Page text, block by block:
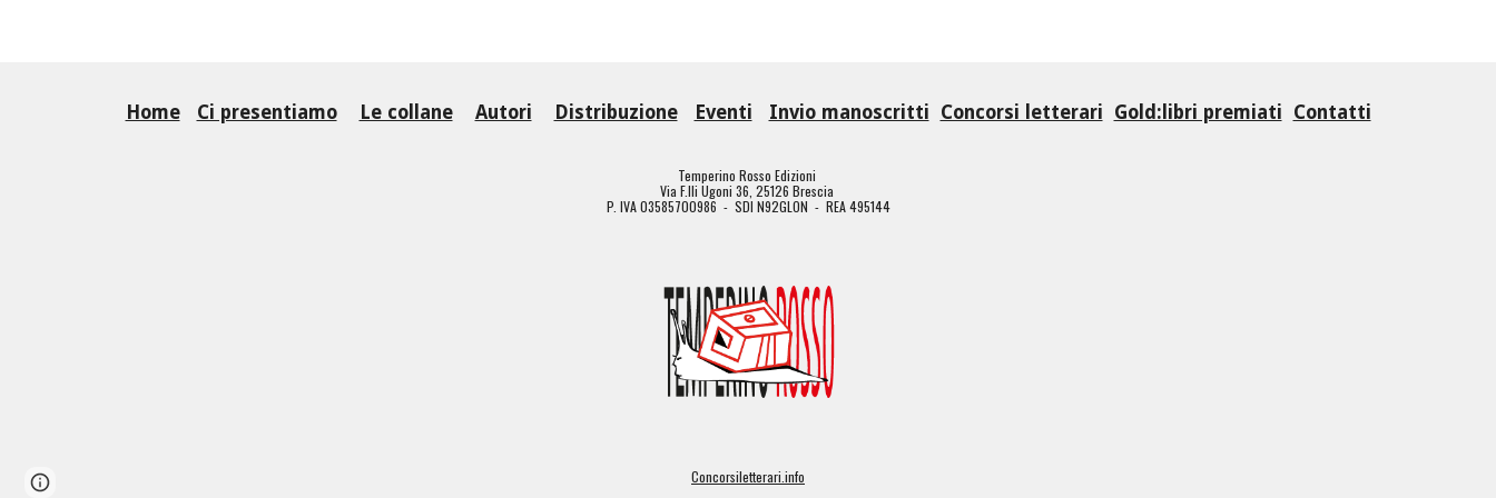
Home Ci presentiamo Le collane Autori Distribuzione Eventi Invio manoscritti Concorsi letterari Gold:libri premiati Contatti
Temperino Rosso Edizioni
Via F.lli Ugoni 36, 25126 Brescia
P. IVA 03585700986 - SDI N92GLON - REA 495144
Concorsiletterari.info